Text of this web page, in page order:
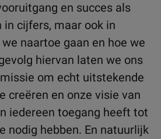
en succes als
cijfers, maar ook in
naartoe gaan en hoe we
hiervan laten we ons
om echt uitstekende
creëren en onze visie van
iedereen toegang heeft tot
nodig hebben. En natuurlijk